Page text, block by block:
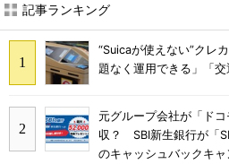
記事ランキング
“Suicaが使えない”クレ
題なく運用できる」「交
元グループ会社が「ド
収？ SBI新生銀行が「
のキャッシュバックキ